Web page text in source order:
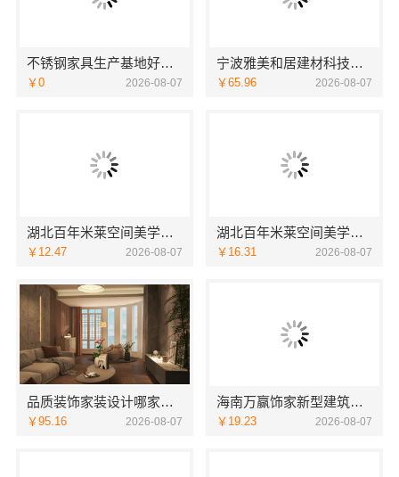
不锈钢家具生产基地好不好？江苏东钢金属科技有限公司探厂
￥0 2026-08-07
宁波雅美和居建材科技有限公司老牌家装设计施工对接渠道
￥65.96 2026-08-07
湖北百年米莱空间美学装饰材料有限公司襄阳设计装修轻奢风
￥12.47 2026-08-07
湖北百年米莱空间美学装饰材料有限公司荆州装修公司婚房
￥16.31 2026-08-07
品质装饰家装设计哪家好？佛山市雅居美家装饰源头直供品质优
￥95.16 2026-08-07
海南万赢饰家新型建筑材料有限公：刚需简约装修工期提速
￥19.23 2026-08-07